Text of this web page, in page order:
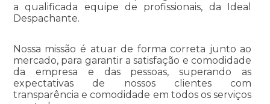
a qualificada equipe de profissionais, da Ideal
Despachante.
Nossa missão é atuar de forma correta junto ao
mercado, para garantir a satisfação e comodidade
da empresa e das pessoas, superando as
expectativas de nossos clientes com
transparência e comodidade em todos os serviços